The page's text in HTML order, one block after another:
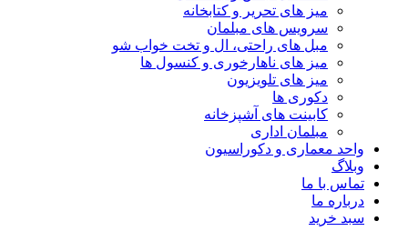
میز های تحریر و کتابخانه
سرویس های مبلمان
مبل های راحتی، ال و تخت خواب شو
میز های ناهارخوری و کنسول ها
میز های تلویزیون
دکوری ها
کابینت های آشپزخانه
مبلمان اداری
واحد معماری و دکوراسیون
وبلاگ
تماس با ما
درباره ما
سبد خرید